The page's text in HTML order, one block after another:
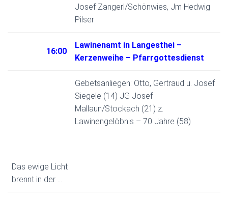
Josef Zangerl/Schönwies, Jm Hedwig
Pilser
16:00
Lawinenamt in Langesthei –
Kerzenweihe – Pfarrgottesdienst
Gebetsanliegen: Otto, Gertraud u. Josef
Siegele (14) JG Josef
Mallaun/Stockach (21) z.
Lawinengelöbnis – 70 Jahre (58)
Das ewige Licht
brennt in der …